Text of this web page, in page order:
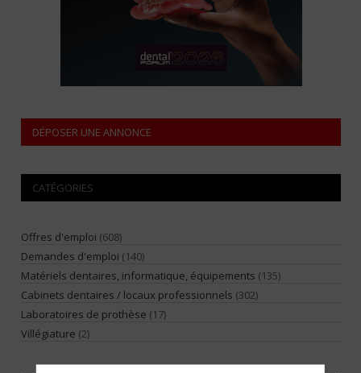
DÉPOSER UNE ANNONCE
CATÉGORIES
Offres d'emploi (608)
Demandes d'emploi (140)
Matériels dentaires, informatique, équipements (135)
Cabinets dentaires / locaux professionnels (302)
Laboratoires de prothèse (17)
Villégiature (2)